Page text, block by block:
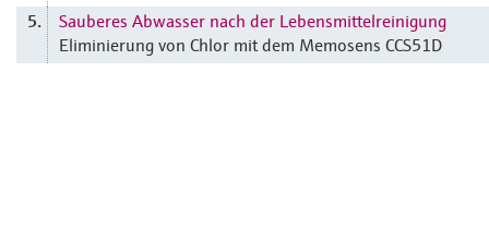
5.
Sauberes Abwasser nach der Lebensmittelreinigung
Eliminierung von Chlor mit dem Memosens CCS51D